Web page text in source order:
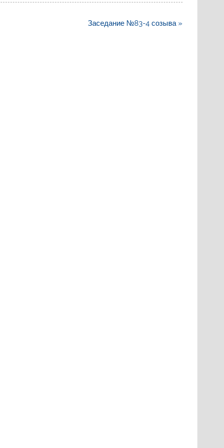
Заседание №83-4 созыва »